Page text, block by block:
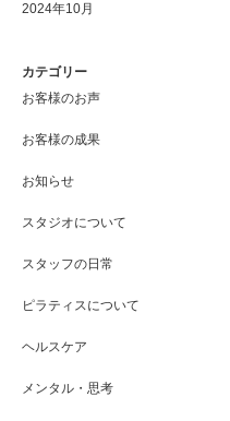
2024年10月
カテゴリー
お客様のお声
お客様の成果
お知らせ
スタジオについて
スタッフの日常
ピラティスについて
ヘルスケア
メンタル・思考